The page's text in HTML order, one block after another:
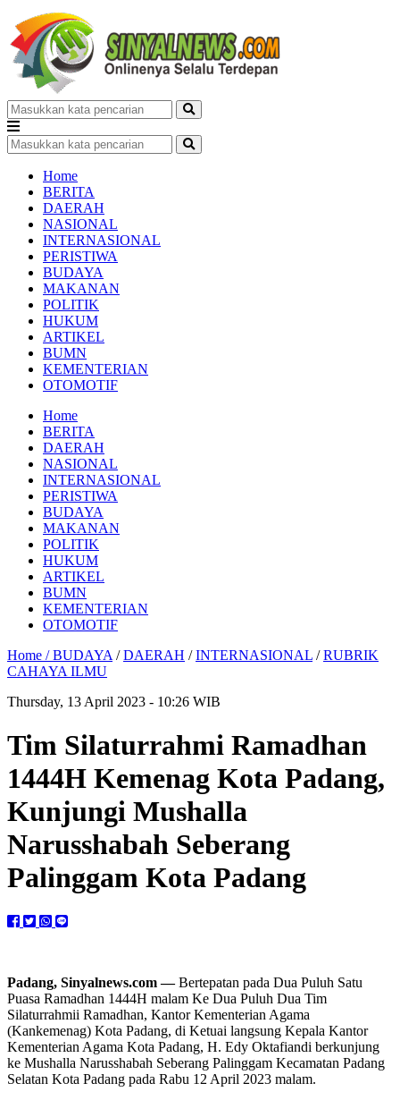
Home
BERITA
DAERAH
NASIONAL
INTERNASIONAL
PERISTIWA
BUDAYA
MAKANAN
POLITIK
HUKUM
ARTIKEL
BUMN
KEMENTERIAN
OTOMOTIF
Home
BERITA
DAERAH
NASIONAL
INTERNASIONAL
PERISTIWA
BUDAYA
MAKANAN
POLITIK
HUKUM
ARTIKEL
BUMN
KEMENTERIAN
OTOMOTIF
Home /BUDAYA /DAERAH /INTERNASIONAL /RUBRIK
CAHAYA ILMU
Thursday, 13 April 2023 - 10:26 WIB
Tim Silaturrahmi Ramadhan
1444H Kemenag Kota Padang,
Kunjungi Mushalla
Narusshabah Seberang
Palinggam Kota Padang
Padang, Sinyalnews.com —Bertepatan pada Dua Puluh Satu
Puasa Ramadhan 1444H malam Ke Dua Puluh Dua Tim
Silaturrahmii Ramadhan, Kantor Kementerian Agama
(Kankemenag) Kota Padang, di Ketuai langsung Kepala Kantor
Kementerian Agama Kota Padang, H. Edy Oktafiandi berkunjung
ke Mushalla Narusshabah Seberang Palinggam Kecamatan Padang
Selatan Kota Padang pada Rabu 12 April 2023 malam.